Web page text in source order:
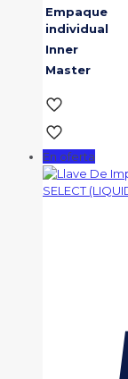
Empaque
individual
Inner
Master
En oferta